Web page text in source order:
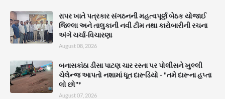
રાપર ખાતે પત્રકાર સંગઠનની મહત્વપૂર્ણ બેઠક યોજાઈ
જિલ્લા અને તાલુકાની નવી ટીમ તથા કારોબારીની રચના
અંગે ચર્ચા-વિચારણા
August 08, 2026
બનાસકાંઠા ડીસા પાટણ ચાર રસ્તા પર પોલીસને ખુલ્લી
ચેલેન્જ આપતો નશામાં ધૂત દારૂડિયો - "તમે દારૂના હપ્તા
લો છો"*
August 07, 2026